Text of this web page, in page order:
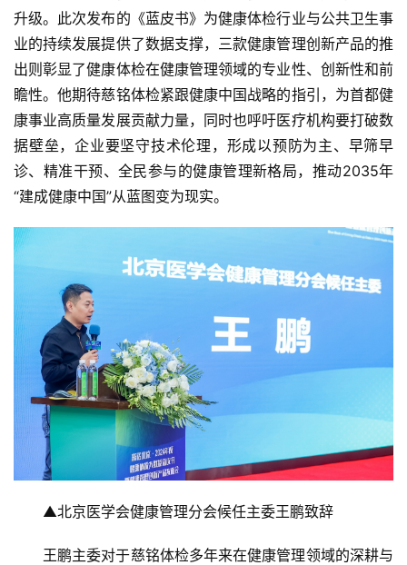
升级。此次发布的《蓝皮书》为健康体检行业与公共卫生事
业的持续发展提供了数据支撑，三款健康管理创新产品的推
出则彰显了健康体检在健康管理领域的专业性、创新性和前
瞻性。他期待慈铭体检紧跟健康中国战略的指引，为首都健
康事业高质量发展贡献力量，同时也呼吁医疗机构要打破数
据壁垒，企业要坚守技术伦理，形成以预防为主、早筛早
诊、精准干预、全民参与的健康管理新格局，推动2035年
“建成健康中国”从蓝图变为现实。
▲北京医学会健康管理分会候任主委王鹏致辞
王鹏主委对于慈铭体检多年来在健康管理领域的深耕与